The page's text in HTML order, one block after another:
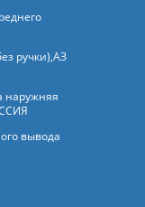
ручки),АЗ
наружняя
вывода